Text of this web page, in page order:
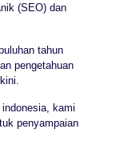
(SEO) dan
tahun
pengetahuan
kami
penyampaian